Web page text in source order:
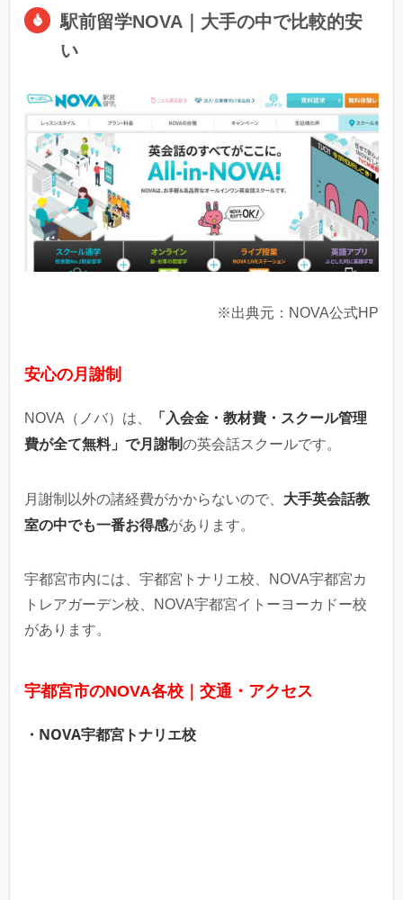
駅前留学NOVA｜大手の中で比較的安
い
※出典元：NOVA公式HP
安心の月謝制
NOVA（ノバ）は、
「入会金・教材費・スクール管理
費が全て無料」で月謝制の英会話スクールです。
月謝制以外の諸経費がかからないので、 大手英会話教
室の中でも一番お得感があります。
宇都宮市内には、宇都宮トナリエ校、NOVA宇都宮カ
トレアガーデン校、NOVA宇都宮イトーヨーカドー校
があります。
宇都宮市のNOVA各校｜交通・アクセス
・NOVA宇都宮トナリエ校